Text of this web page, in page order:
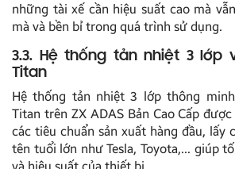
những tài xế cần hiệu suất cao mà
mà và bền bỉ trong quá trình sử dụng.
3.3. Hệ thống tản nhiệt 3 lớp
Titan
Hệ thống tản nhiệt 3 lớp thông minh
Titan trên ZX ADAS Bản Cao Cấp
các tiêu chuẩn sản xuất hàng đầu, lấy
tên tuổi lớn như Tesla, Toyota,… giúp